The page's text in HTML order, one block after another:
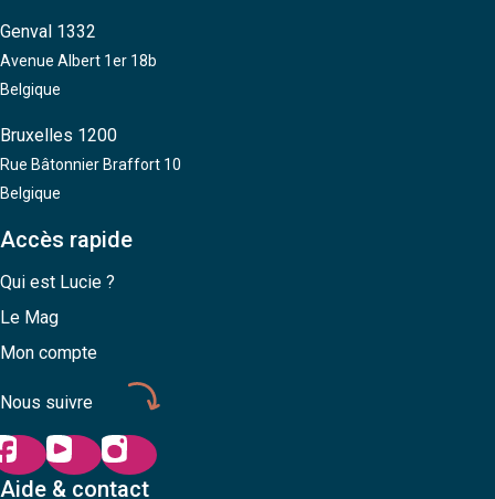
Genval 1332
Avenue Albert 1er 18b
Belgique
Bruxelles 1200
Rue Bâtonnier Braffort 10
Belgique
Accès rapide
Qui est Lucie ?
Le Mag
Mon compte
Nous suivre
Aide & contact